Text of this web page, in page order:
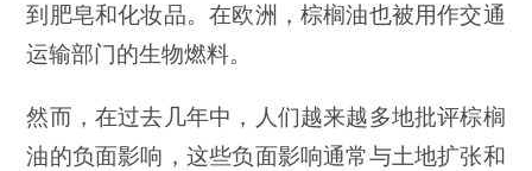
到肥皂和化妆品。在欧洲，棕榈油也被用作交通
运输部门的生物燃料。
然而，在过去几年中，人们越来越多地批评棕榈
油的负面影响，这些负面影响通常与土地扩张和